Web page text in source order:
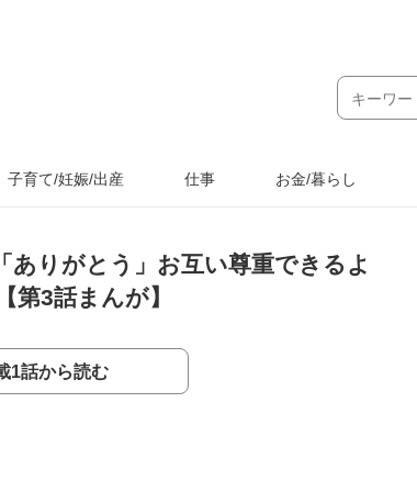
子育て/妊娠/出産 仕事 お金/暮らし
ありがとう」お互い尊重できるよ
第3話まんが】
1話から読む